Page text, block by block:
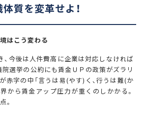
質を変革せよ！
はこう変わる
、今後は人件費高に企業は対応しなければ
院選挙の公約にも賃金ＵＰの政策がズラリ
赤字の中「言うは易(やす)く、行うは難(か
から賃金アップ圧力が重くのしかかる。
。